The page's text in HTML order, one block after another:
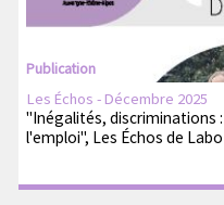
Publication
Les Échos - Décembre 2025
"Inégalités, discriminations
l'emploi", Les Échos de